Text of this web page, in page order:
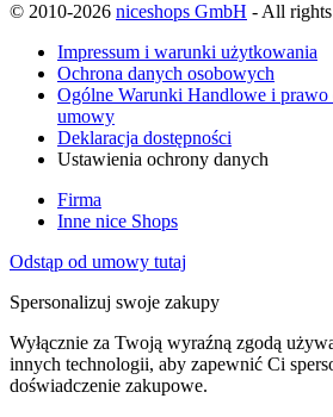
© 2010-2026 niceshops GmbH - All rights
Impressum i warunki użytkowania
Ochrona danych osobowych
Ogólne Warunki Handlowe i prawo
umowy
Deklaracja dostępności
Ustawienia ochrony danych
Firma
Inne nice Shops
Odstąp od umowy tutaj
Spersonalizuj swoje zakupy
Wyłącznie za Twoją wyraźną zgodą
innych technologii, aby zapewnić Ci
doświadczenie zakupowe.